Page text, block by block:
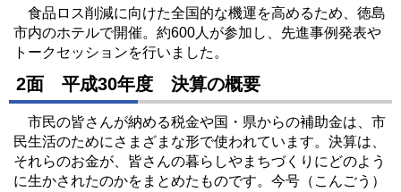
食品ロス削減に向けた全国的な機運を高めるため、徳島
市内のホテルで開催。約600人が参加し、先進事例発表や
トークセッションを行いました。
2面 平成30年度 決算の概要
市民の皆さんが納める税金や国・県からの補助金は、市
民生活のためにさまざまな形で使われています。決算は、
それらのお金が、皆さんの暮らしやまちづくりにどのよう
に生かされたのかをまとめたものです。今号（こんごう）